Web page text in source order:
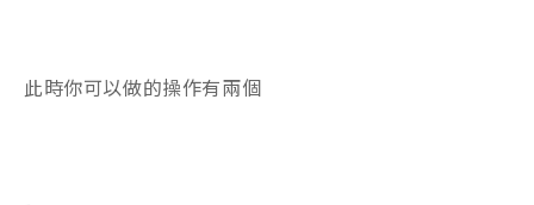
此時你可以做的操作有兩個